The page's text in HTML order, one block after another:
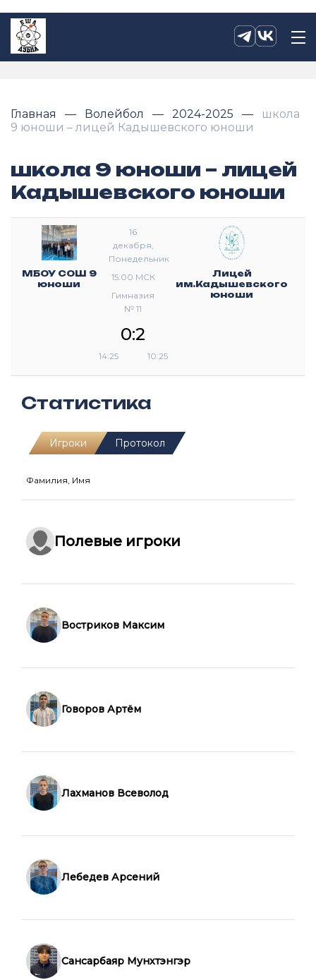
Главная Волейбол 2024-2025
школа
9 юноши – лицей Кадышевского юноши
школа 9 юноши – лицей
Кадышевского юноши
МБОУ СОШ 9
юноши
16
декабря,
Понедельник
15:00 МСК
Гимназия
№ 11
0:2
14:25 10:25
Лицей
им.Кадышевского
юноши
Статистика
Игроки Протокол
Фамилия, Имя
Полевые игроки
Востриков Максим
Говоров Артём
Лахманов Всеволод
Лебедев Арсений
Сансарбаяр Мунхтэнгэр